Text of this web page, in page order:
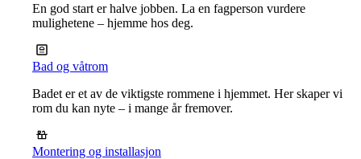
En god start er halve jobben. La en fagperson vurdere
mulighetene – hjemme hos deg.
Bad og våtrom
Badet er et av de viktigste rommene i hjemmet. Her skaper vi
rom du kan nyte – i mange år fremover.
Montering og installasjon